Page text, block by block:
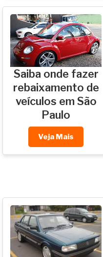
Saiba onde fazer
rebaixamento de
veículos em São
Paulo
Veja Mais